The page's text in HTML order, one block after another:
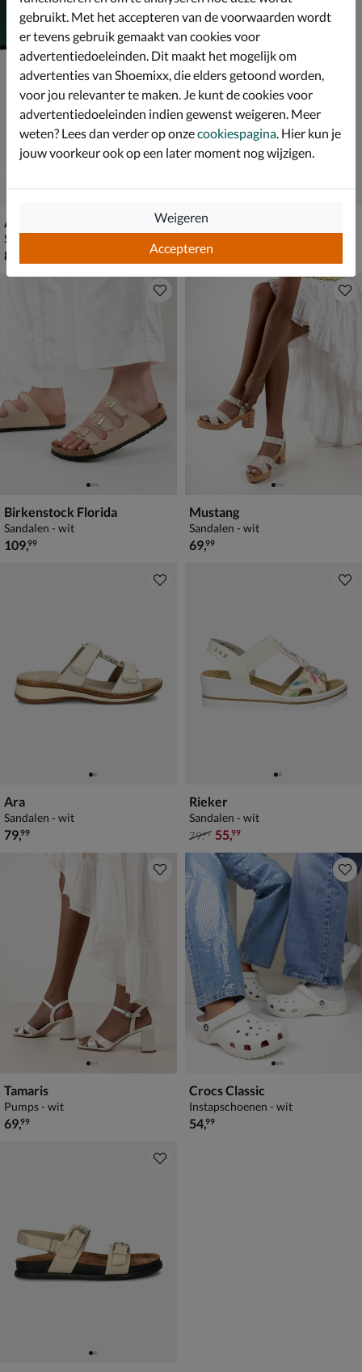
Ara Bilbao
Sandalen - wit
€ 89,99
89
Marco Tozzi
€ 59,99
59,99
Birkenstock Florida
Sandalen - wit
€ 109,99
109,99
Mustang
Sandalen - wit
€ 69,99
69,99
Ara
Sandalen - wit
€ 79,99
79,99
Rieker
Sandalen - wit
van € 79,99 voor € 55,99
79,99 55,99
Tamaris
Pumps - wit
€ 69,99
69,99
Crocs Classic
Instapschoenen - wit
€ 54,99
54,99
gebruikt. Met het accepteren van de voorwaarden wordt
er tevens gebruik gemaakt van cookies voor
advertentiedoeleinden. Dit maakt het mogelijk om
advertenties van Shoemixx, die elders getoond worden,
voor jou relevanter te maken. Je kunt de cookies voor
advertentiedoeleinden indien gewenst weigeren. Meer
weten? Lees dan verder op onzecookiespagina. Hier kun je
jouw voorkeur ook op een later moment nog wijzigen.
Accepteren
Weigeren